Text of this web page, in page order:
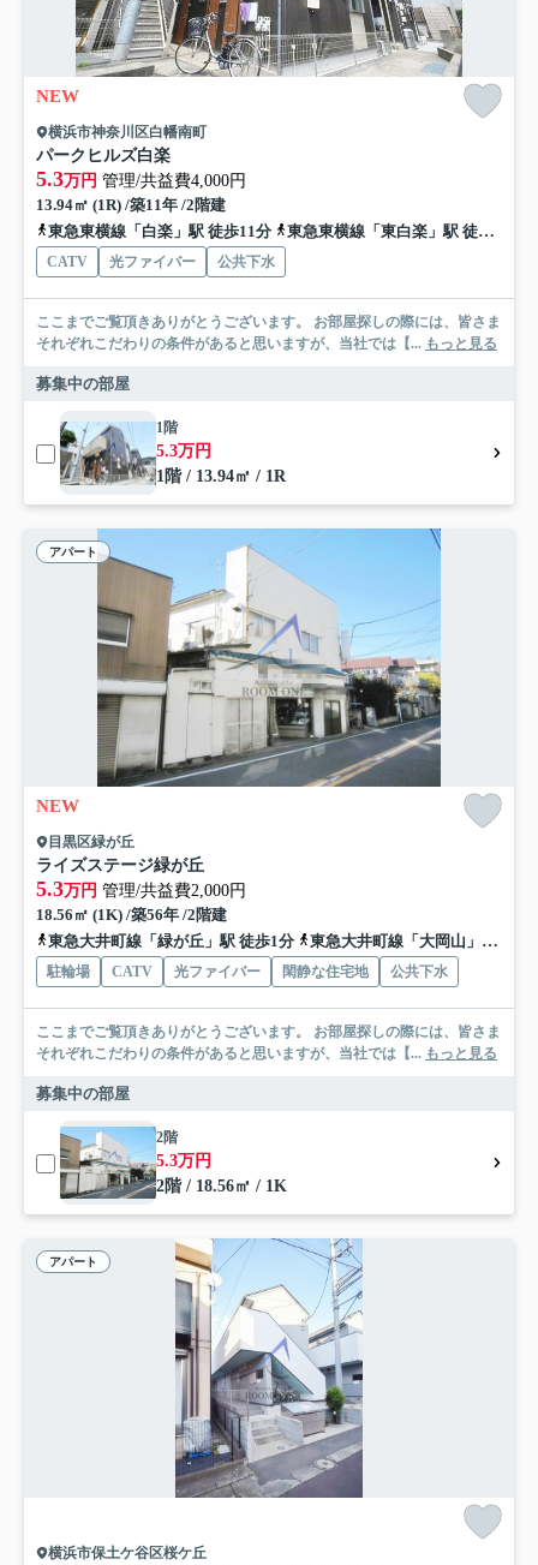
NEW
横浜市神奈川区白幡南町
パークヒルズ白楽
5.3万円 管理/共益費4,000円
13.94㎡ (1R) /築11年 /2階建
東急東横線「白楽」駅 徒歩11分
東急東横線「東白楽」駅 徒歩11分
CATV 光ファイバー 公共下水
ここまでご覧頂きありがとうございます。 お部屋探しの際には、皆さま
それぞれこだわりの条件があると思いますが、当社では【... もっと見る
募集中の部屋
1階
5.3万円
1階 / 13.94㎡ / 1R
アパート
NEW
目黒区緑が丘
ライズステージ緑が丘
5.3万円 管理/共益費2,000円
18.56㎡ (1K) /築56年 /2階建
東急大井町線「緑が丘」駅 徒歩1分
東急大井町線「大岡山」駅 徒歩9分
駐輪場 CATV 光ファイバー 閑静な住宅地 公共下水
ここまでご覧頂きありがとうございます。 お部屋探しの際には、皆さま
それぞれこだわりの条件があると思いますが、当社では【... もっと見る
募集中の部屋
2階
5.3万円
2階 / 18.56㎡ / 1K
アパート
横浜市保土ケ谷区桜ケ丘